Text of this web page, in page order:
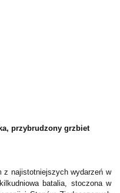
przybrudzony grzbiet
z najistotniejszych wydarzeń w
batalia, stoczona w